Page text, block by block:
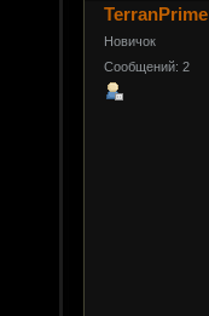
TerranPrime
Новичок
Сообщений: 2